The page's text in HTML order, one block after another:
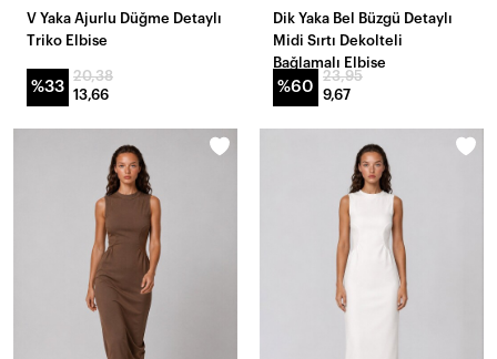
V Yaka Ajurlu Düğme Detaylı
Triko Elbise
%33
20,38
13,66
Dik Yaka Bel Büzgü Detaylı
Midi Sırtı Dekolteli
Bağlamalı Elbise
%60
23,95
9,67